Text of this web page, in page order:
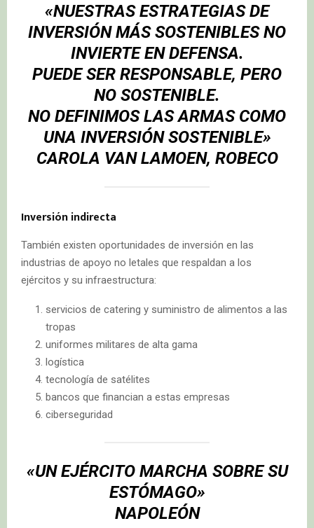
«NUESTRAS ESTRATEGIAS DE
INVERSIÓN MÁS SOSTENIBLES NO
INVIERTE EN DEFENSA.
PUEDE SER RESPONSABLE, PERO
NO SOSTENIBLE.
NO DEFINIMOS LAS ARMAS COMO
UNA INVERSIÓN SOSTENIBLE»
CAROLA VAN LAMOEN, ROBECO
Inversión indirecta
También existen oportunidades de inversión en las
industrias de apoyo no letales que respaldan a los
ejércitos y su infraestructura:
servicios de catering y suministro de alimentos a las
tropas
uniformes militares de alta gama
logística
tecnología de satélites
bancos que financian a estas empresas
ciberseguridad
«UN EJÉRCITO MARCHA SOBRE SU
ESTÓMAGO»
NAPOLEÓN